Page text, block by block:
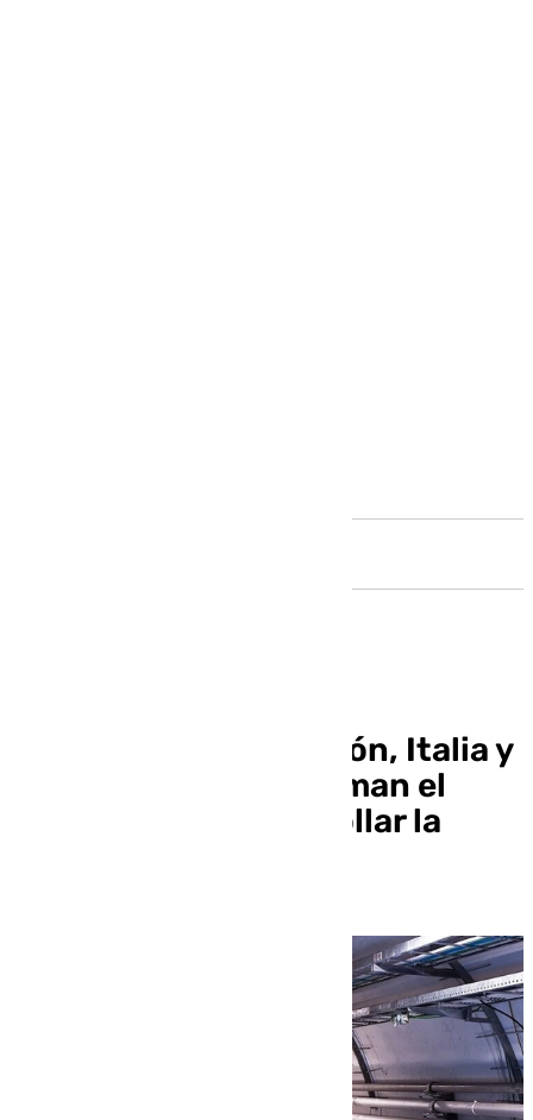
España, Croacia, Japón, Italia y
Fusion for Energy firman el
acuerdo para desarrollar la